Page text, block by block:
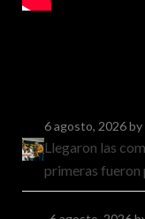
6 agosto, 2026by
Llegaron las
primeras fueron